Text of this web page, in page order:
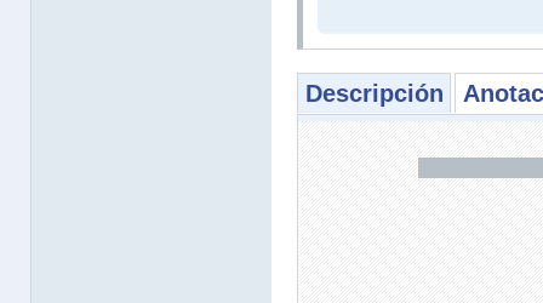
Descripción